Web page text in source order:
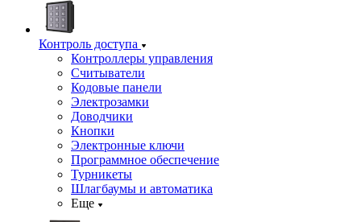
Контроль доступа
Контроллеры управления
Считыватели
Кодовые панели
Электрозамки
Доводчики
Кнопки
Электронные ключи
Программное обеспечение
Турникеты
Шлагбаумы и автоматика
Еще